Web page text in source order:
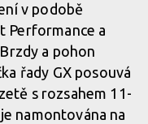
v podobě
Performance a
a pohon
řady GX posouvá
s rozsahem 11-
namontována na